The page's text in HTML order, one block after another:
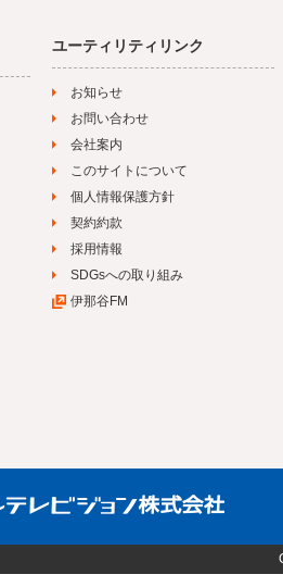
ユーティリティリンク
お知らせ
お問い合わせ
会社案内
このサイトについて
個人情報保護方針
契約約款
採用情報
SDGsへの取り組み
伊那谷FM